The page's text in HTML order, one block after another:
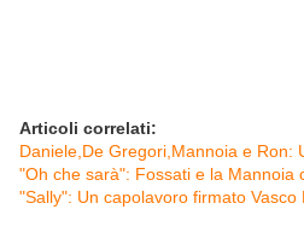
Articoli correlati:
Daniele,De Gregori,Mannoia e Ron:
"Oh che sarà": Fossati e la Mannoia
"Sally": Un capolavoro firmato Vasco